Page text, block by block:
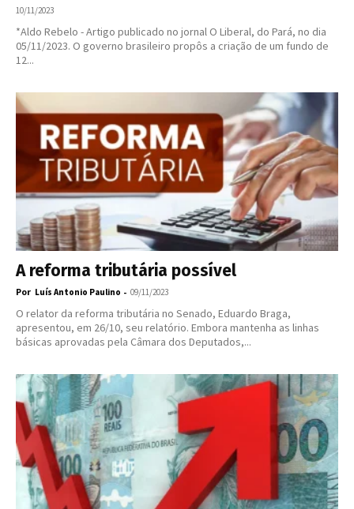
10/11/2023
*Aldo Rebelo - Artigo publicado no jornal O Liberal, do Pará, no dia
05/11/2023. O governo brasileiro propôs a criação de um fundo de
12...
A reforma tributária possível
Por Luís Antonio Paulino - 09/11/2023
O relator da reforma tributária no Senado, Eduardo Braga,
apresentou, em 26/10, seu relatório. Embora mantenha as linhas
básicas aprovadas pela Câmara dos Deputados,...